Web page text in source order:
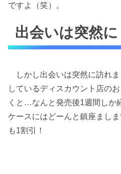
ですよ（笑）。
出会いは突然に
しかし出会いは突然に訪れ
しているディスカウント店の
くと…なんと発売後1週間しか
ケースにはどーんと鎮座まし
も1割引！